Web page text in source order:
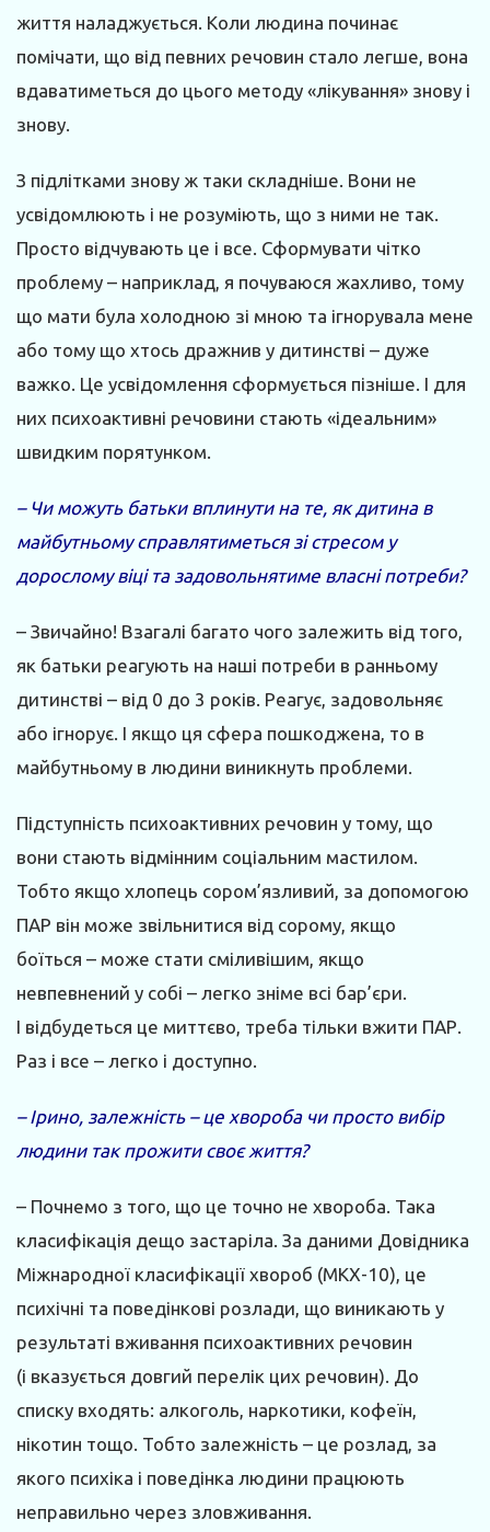
життя наладжується. Коли людина починає
помічати, що від певних речовин стало легше, вона
вдаватиметься до цього методу «лікування» знову і
знову.
З підлітками знову ж таки складніше. Вони не
усвідомлюють і не розуміють, що з ними не так.
Просто відчувають це і все. Сформувати чітко
проблему – наприклад, я почуваюся жахливо, тому
що мати була холодною зі мною та ігнорувала мене
або тому що хтось дражнив у дитинстві – дуже
важко. Це усвідомлення сформується пізніше. І для
них психоактивні речовини стають «ідеальним»
швидким порятунком.
– Чи можуть батьки вплинути на те, як дитина в
майбутньому справлятиметься зі стресом у
дорослому віці та задовольнятиме власні потреби?
– Звичайно! Взагалі багато чого залежить від того,
як батьки реагують на наші потреби в ранньому
дитинстві – від 0 до 3 років. Реагує, задовольняє
або ігнорує. І якщо ця сфера пошкоджена, то в
майбутньому в людини виникнуть проблеми.
Підступність психоактивних речовин у тому, що
вони стають відмінним соціальним мастилом.
Тобто якщо хлопець сором’язливий, за допомогою
ПАР він може звільнитися від сорому, якщо
боїться – може стати сміливішим, якщо
невпевнений у собі – легко зніме всі бар’єри.
І відбудеться це миттєво, треба тільки вжити ПАР.
Раз і все – легко і доступно.
– Ірино, залежність – це хвороба чи просто вибір
людини так прожити своє життя?
– Почнемо з того, що це точно не хвороба. Така
класифікація дещо застаріла. За даними Довідника
Міжнародної класифікації хвороб (МКХ-10), це
психічні та поведінкові розлади, що виникають у
результаті вживання психоактивних речовин
(і вказується довгий перелік цих речовин). До
списку входять: алкоголь, наркотики, кофеїн,
нікотин тощо. Тобто залежність – це розлад, за
якого психіка і поведінка людини працюють
неправильно через зловживання.